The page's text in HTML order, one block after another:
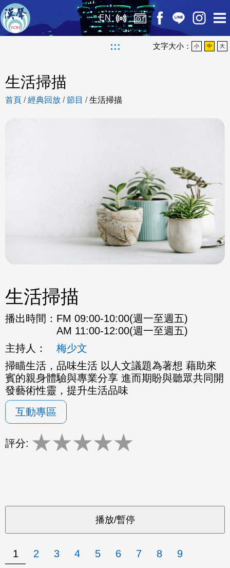
EN
::: 文字大小： 小 中 大
生活掃描
首頁 /經典回放 /節目 /生活掃描
生活掃描
播出時間： FM 09:00-10:00(週一至週五)
AM 11:00-12:00(週一至週五)
主持人：
梅少文
掃瞄生活，品味生活 以人文議題為著想 藉助來
賓的親身體驗與專業分享 進而期盼與聽眾共同開
發藝術性靈，提升生活品味
互動專區
評分: ★★★★★
1 2 3 4 5 6 7 8 9